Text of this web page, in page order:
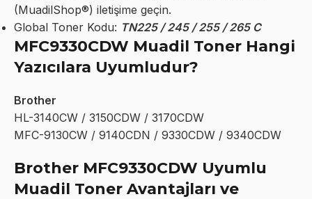
(MuadilShop®) iletişime geçin.
Global Toner Kodu: TN225 / 245 / 255 / 265 C
MFC9330CDW Muadil Toner Hangi
Yazıcılara Uyumludur?
Brother
HL-3140CW / 3150CDW / 3170CDW
MFC-9130CW / 9140CDN / 9330CDW / 9340CDW
Brother MFC9330CDW Uyumlu
Muadil Toner Avantajları ve